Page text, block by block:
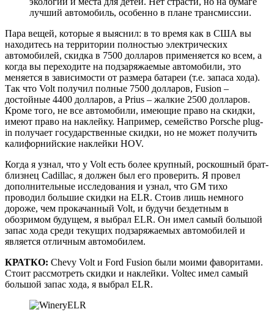
лучший автомобиль, особенно в плане трансмиссии.
Пара вещей, которые я выяснил: в то время как в США вы
находитесь на территории полностью электрических
автомобилей, скидка в 7500 долларов применяется ко всем, а
когда вы переходите на подзаряжаемые автомобили, это
меняется в зависимости от размера батареи (т.е. запаса хода).
Так что Volt получил полные 7500 долларов, Fusion –
достойные 4400 долларов, а Prius – жалкие 2500 долларов.
Кроме того, не все автомобили, имеющие право на скидки,
имеют право на наклейку. Например, семейство Porsche plug-
in получает государственные скидки, но не может получить
калифорнийские наклейки HOV.
Когда я узнал, что у Volt есть более крупный, роскошный брат-
близнец Cadillac, я должен был его проверить. Я провел
дополнительные исследования и узнал, что GM тихо
проводил большие скидки на ELR. Стоив лишь немного
дороже, чем прокачанный Volt, и будучи бездетным в
обозримом будущем, я выбрал ELR. Он имел самый большой
запас хода среди текущих подзаряжаемых автомобилей и
является отличным автомобилем.
КРАТКО: Chevy Volt и Ford Fusion были моими фаворитами.
Стоит рассмотреть скидки и наклейки. Voltec имел самый
большой запас хода, я выбрал ELR.